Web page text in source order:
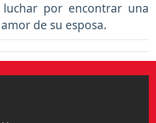
por encontrar una
de su esposa.